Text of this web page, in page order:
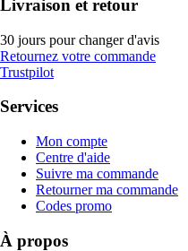
Livraison et retour
30 jours pour changer d'avis
Retournez votre commande
Trustpilot
Services
Mon compte
Centre d'aide
Suivre ma commande
Retourner ma commande
Codes promo
À propos